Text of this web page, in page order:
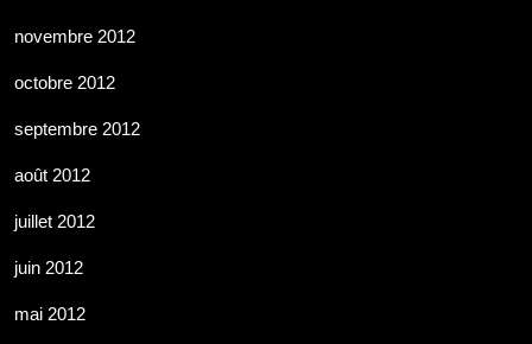
novembre 2012
octobre 2012
septembre 2012
août 2012
juillet 2012
juin 2012
mai 2012